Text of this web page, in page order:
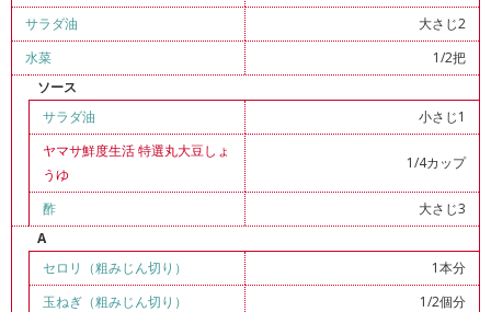
サラダ油
大さじ2
水菜
1/2把
ソース
サラダ油
小さじ1
ヤマサ鮮度生活 特選丸大豆しょ
うゆ
1/4カップ
酢
大さじ3
A
セロリ（粗みじん切り）
1本分
玉ねぎ（粗みじん切り）
1/2個分